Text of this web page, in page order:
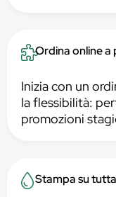
Ordina online a
Inizia con un
la flessibilità:
promozioni
Stampa su